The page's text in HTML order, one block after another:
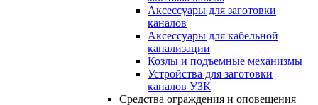
Аксессуары для заготовки
каналов
Аксессуары для кабельной
канализации
Козлы и подъемные механизмы
Устройства для заготовки
каналов УЗК
Средства ограждения и оповещения